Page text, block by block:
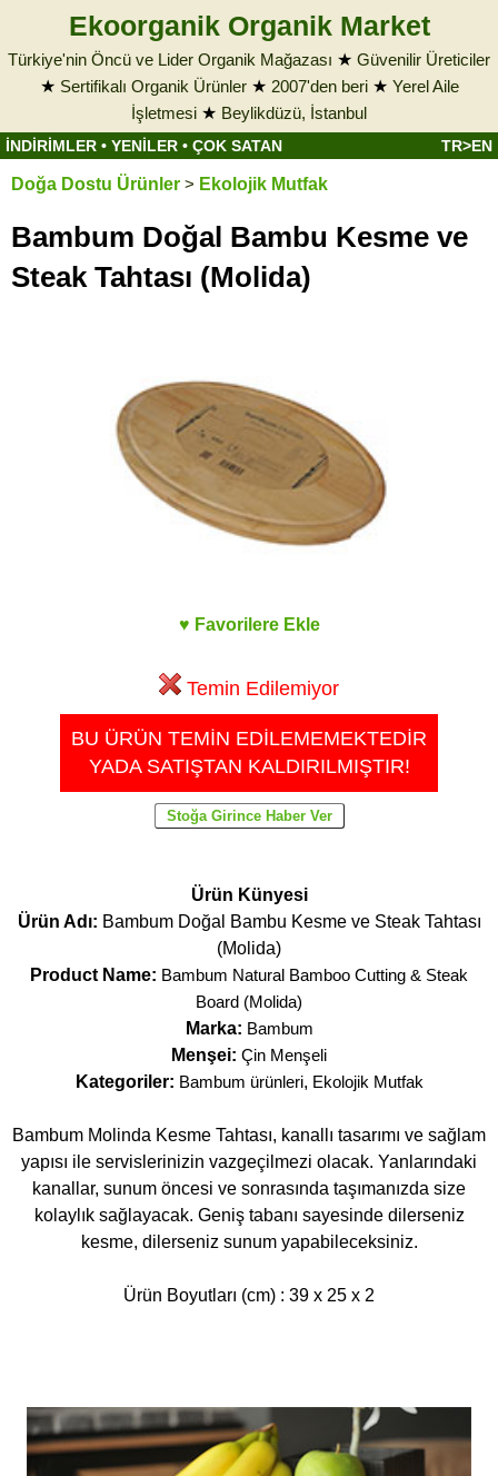
Ekoorganik Organik Market
Türkiye'nin Öncü ve Lider Organik Mağazası ★ Güvenilir Üreticiler
★ Sertifikalı Organik Ürünler★ 2007'den beri★ Yerel Aile
İşletmesi ★ Beylikdüzü, İstanbul
İNDİRİMLER • YENİLER • ÇOK SATAN TR>EN
Doğa Dostu Ürünler > Ekolojik Mutfak
Bambum Doğal Bambu Kesme ve
Steak Tahtası (Molida)
♥ Favorilere Ekle
Temin Edilemiyor
BU ÜRÜN TEMİN EDİLEMEMEKTEDİR
YADA SATIŞTAN KALDIRILMIŞTIR!
Ürün Künyesi
Ürün Adı: Bambum Doğal Bambu Kesme ve Steak Tahtası
(Molida)
Product Name: Bambum Natural Bamboo Cutting & Steak
Board (Molida)
Marka: Bambum
Menşei: Çin Menşeli
Kategoriler: Bambum ürünleri, Ekolojik Mutfak
Bambum Molinda Kesme Tahtası, kanallı tasarımı ve sağlam
yapısı ile servislerinizin vazgeçilmezi olacak. Yanlarındaki
kanallar, sunum öncesi ve sonrasında taşımanızda size
kolaylık sağlayacak. Geniş tabanı sayesinde dilerseniz
kesme, dilerseniz sunum yapabileceksiniz.
Ürün Boyutları (cm) : 39 x 25 x 2